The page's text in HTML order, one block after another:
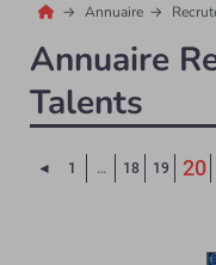
Annuaire
Annuaire
Talents
◄ Page précédente
1 … 18 19
20